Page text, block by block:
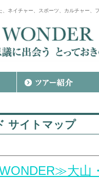
ネイチャー、スポーツ、カルチャー
サイトマップ
大山